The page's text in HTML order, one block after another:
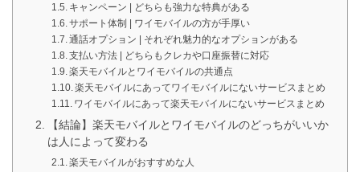
キャンペーン | どちらも強力な特典がある
サポート体制 | ワイモバイルの方が手厚い
通話オプション | それぞれ魅力的なオプションがある
支払い方法 | どちらもクレカや口座振替に対応
楽天モバイルとワイモバイルの共通点
楽天モバイルにあってワイモバイルにないサービスまとめ
ワイモバイルにあって楽天モバイルにないサービスまとめ
【結論】楽天モバイルとワイモバイルのどっちがいいか
は人によって変わる
楽天モバイルがおすすめな人